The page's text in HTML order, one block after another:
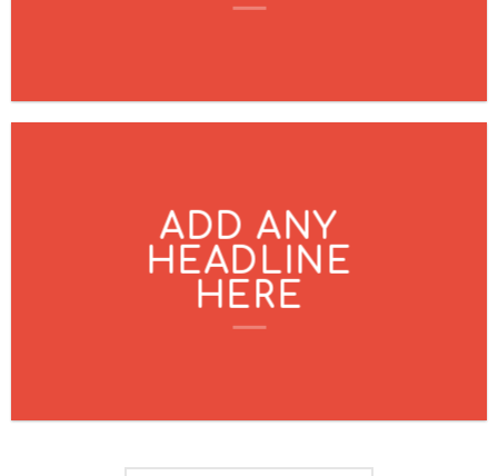
ADD ANY
HEADLINE
HERE